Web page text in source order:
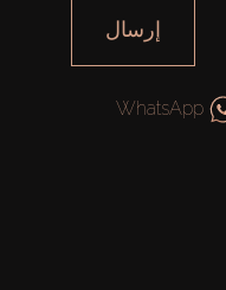
إرسال
WhatsApp